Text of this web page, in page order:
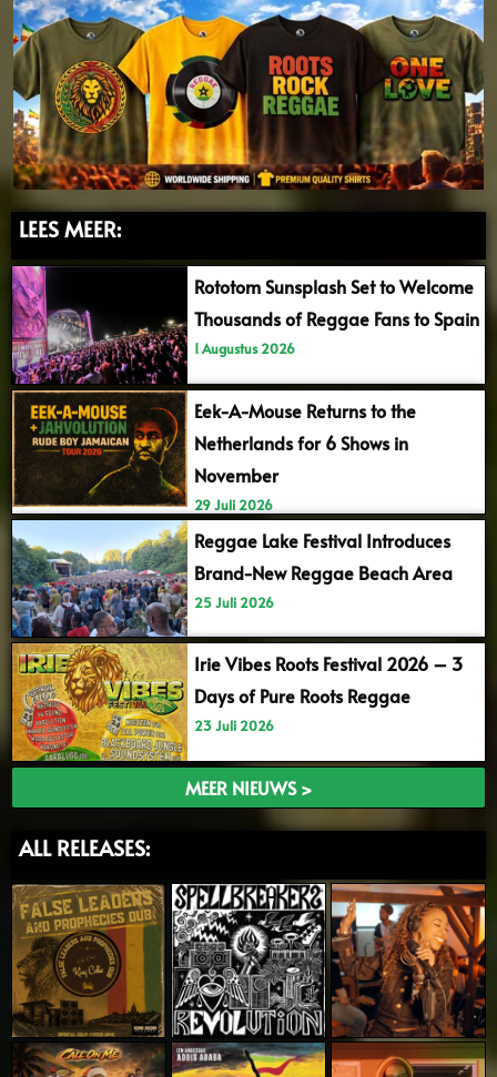
LEES MEER:
Rototom Sunsplash Set to Welcome
Thousands of Reggae Fans to Spain
1 Augustus 2026
Eek-A-Mouse Returns to the
Netherlands for 6 Shows in
November
29 Juli 2026
Reggae Lake Festival Introduces
Brand-New Reggae Beach Area
25 Juli 2026
Irie Vibes Roots Festival 2026 – 3
Days of Pure Roots Reggae
23 Juli 2026
MEER NIEUWS >
ALL RELEASES: